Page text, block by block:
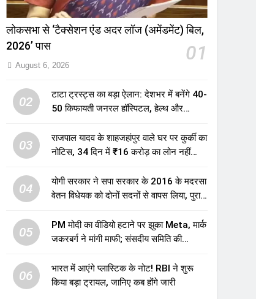
लोकसभा से ‘टैक्सेशन एंड अदर लॉज (अमेंडमेंट) बिल,
2026’ पास
01
August 6, 2026
02
टाटा ट्रस्ट्स का बड़ा ऐलान: देशभर में बनेंगे 40-
50 किफायती जनरल हॉस्पिटल, हेल्थ और
03
राजपाल यादव के शाहजहांपुर वाले घर पर कुर्की का
नोटिस, 34 दिन में ₹16 करोड़ का लोन नहीं
04
योगी सरकार ने सपा सरकार के 2016 के मदरसा
वेतन विधेयक को दोनों सदनों से वापस लिया, पुराने
उठाए सवाल
05
PM मोदी का वीडियो हटाने पर झुका Meta, मार्क
जकरबर्ग ने मांगी माफी; संसदीय समिति की
06
भारत में आएंगे प्लास्टिक के नोट! RBI ने शुरू
किया बड़ा ट्रायल, जानिए कब होंगे जारी